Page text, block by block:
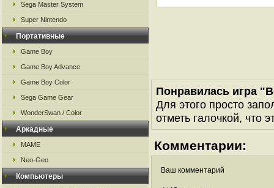
Sega Master System
Super Nintendo
Портативные
Game Boy
Game Boy Advance
Game Boy Color
Sega Game Gear
WonderSwan / Color
Аркадные
MAME
Neo-Geo
Компьютеры
Понравилась игра
Для этого просто
отметь галочкой, что
Комментарии:
Ваш комментарий